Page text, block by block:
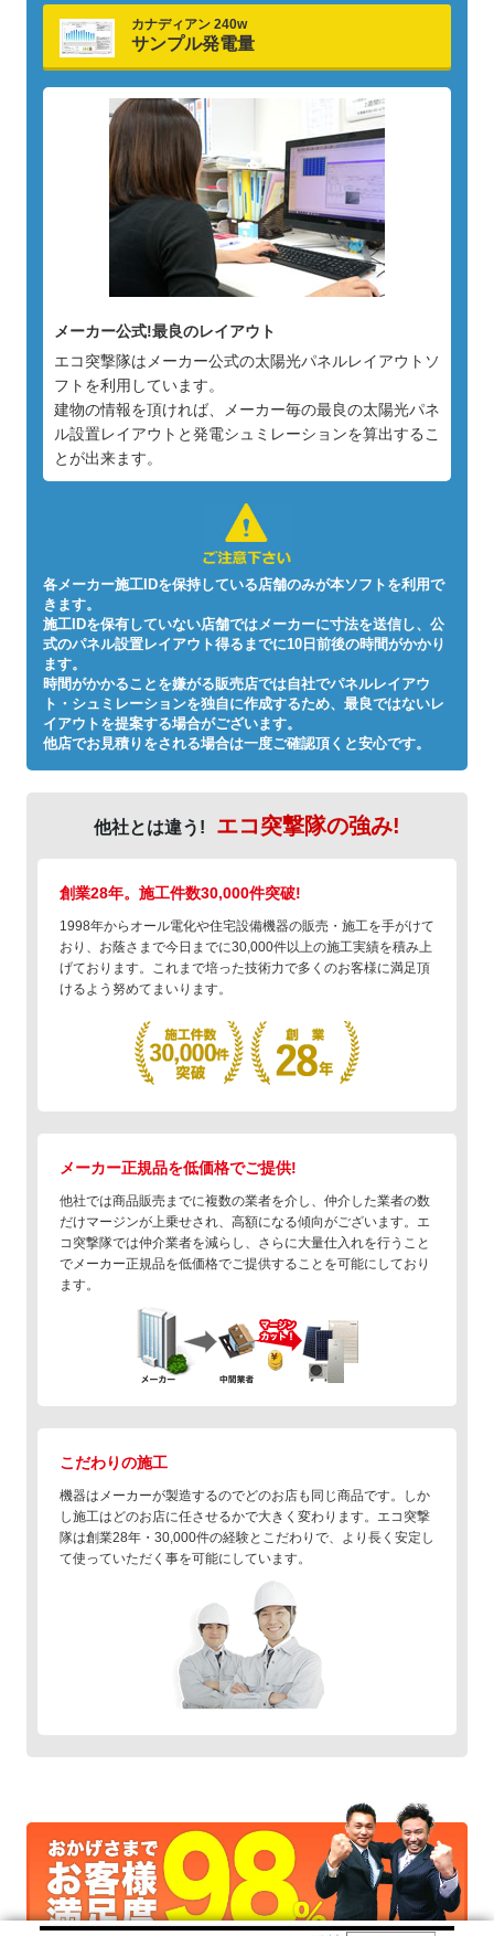
カナディアン 240w
サンプル発電量
メーカー公式!最良のレイアウト
エコ突撃隊はメーカー公式の太陽光パネルレイアウトソ
フトを利用しています。
建物の情報を頂ければ、メーカー毎の最良の太陽光パネ
ル設置レイアウトと発電シュミレーションを算出するこ
とが出来ます。
各メーカー施工IDを保持している店舗のみが本ソフトを利用で
きます。
施工IDを保有していない店舗ではメーカーに寸法を送信し、公
式のパネル設置レイアウト得るまでに10日前後の時間がかかり
ます。
時間がかかることを嫌がる販売店では自社でパネルレイアウ
ト・シュミレーションを独自に作成するため、最良ではないレ
イアウトを提案する場合がございます。
他店でお見積りをされる場合は一度ご確認頂くと安心です。
他社とは違う! エコ突撃隊の強み!
創業28年。施工件数30,000件突破!
1998年からオール電化や住宅設備機器の販売・施工を手がけて
おり、お蔭さまで今日までに30,000件以上の施工実績を積み上
げております。これまで培った技術力で多くのお客様に満足頂
けるよう努めてまいります。
メーカー正規品を低価格でご提供!
他社では商品販売までに複数の業者を介し、仲介した業者の数
だけマージンが上乗せされ、高額になる傾向がございます。エ
コ突撃隊では仲介業者を減らし、さらに大量仕入れを行うこと
でメーカー正規品を低価格でご提供することを可能にしており
ます。
こだわりの施工
機器はメーカーが製造するのでどのお店も同じ商品です。しか
し施工はどのお店に任させるかで大きく変わります。エコ突撃
隊は創業28年・30,000件の経験とこだわりで、より長く安定し
て使っていただく事を可能にしています。